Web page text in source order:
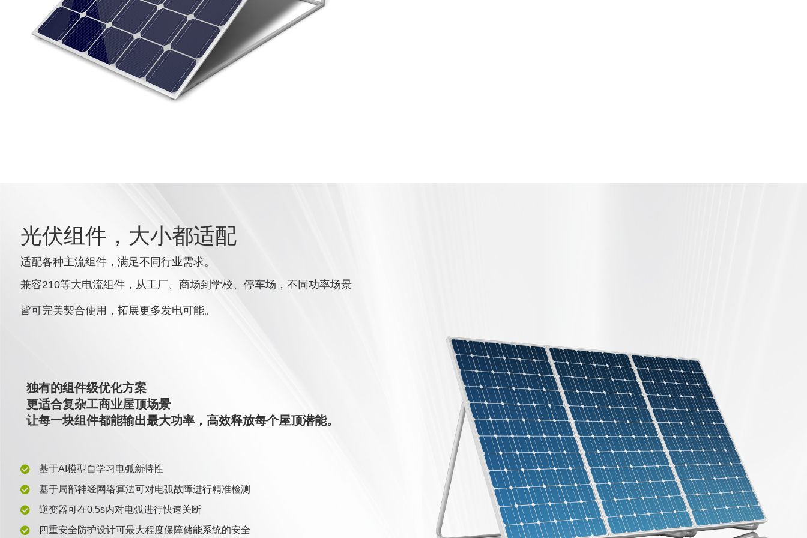
光伏组件，大小都适配
适配各种主流组件，满足不同行业需求。
兼容210等大电流组件，从工厂、商场到学校、停车场，不同功率场景
皆可完美契合使用，拓展更多发电可能。
独有的组件级优化方案
更适合复杂工商业屋顶场景
让每一块组件都能输出最大功率，高效释放每个屋顶潜能。
基于AI模型自学习电弧新特性
基于局部神经网络算法可对电弧故障进行精准检测
逆变器可在0.5s内对电弧进行快速关断
四重安全防护设计可最大程度保障储能系统的安全